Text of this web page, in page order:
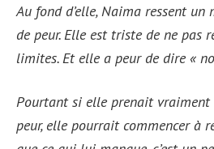
Au fond d’elle, Naima ressent
de peur. Elle est triste de ne pas
limites. Et elle a peur de dire «
Pourtant si elle prenait vraiment
peur, elle pourrait commencer à